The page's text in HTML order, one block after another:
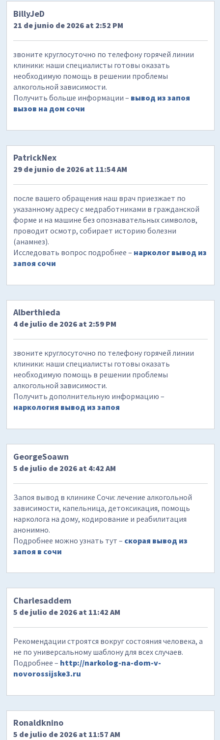
BillyJeD
21 de junio de 2026 at 2:52 PM
звоните круглосуточно по телефону горячей линии
клиники: наши специалисты готовы оказать
необходимую помощь в решении проблемы
алкогольной зависимости.
Получить больше информации – вывод из запоя
вызов на дом сочи
PatrickNex
29 de junio de 2026 at 11:54 AM
после вашего обращения наш врач приезжает по
указанному адресу с медработниками в гражданской
форме и на машине без опознавательных символов,
проводит осмотр, собирает историю болезни
(анамнез).
Исследовать вопрос подробнее – нарколог вывод из
запоя сочи
Alberthieda
4 de julio de 2026 at 2:59 PM
звоните круглосуточно по телефону горячей линии
клиники: наши специалисты готовы оказать
необходимую помощь в решении проблемы
алкогольной зависимости.
Получить дополнительную информацию –
наркология вывод из запоя
GeorgeSoawn
5 de julio de 2026 at 4:42 AM
Запоя вывод в клинике Сочи: лечение алкогольной
зависимости, капельница, детоксикация, помощь
нарколога на дому, кодирование и реабилитация
анонимно.
Подробнее можно узнать тут – скорая вывод из
запоя в сочи
Charlesaddem
5 de julio de 2026 at 11:42 AM
Рекомендации строятся вокруг состояния человека, а
не по универсальному шаблону для всех случаев.
Подробнее – http://narkolog-na-dom-v-
novorossijske3.ru
Ronaldknino
5 de julio de 2026 at 11:57 AM